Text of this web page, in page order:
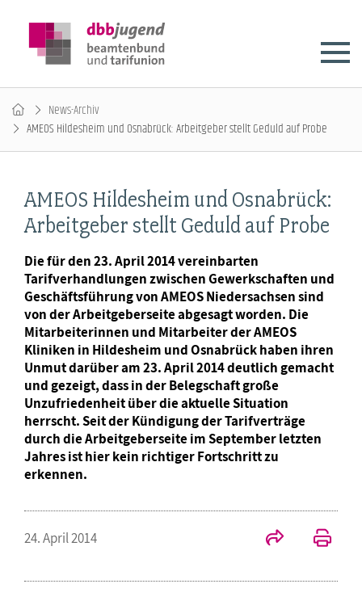
News-Archiv
AMEOS Hildesheim und Osnabrück: Arbeitgeber stellt Geduld auf Probe
AMEOS Hildesheim und Osnabrück:
Arbeitgeber stellt Geduld auf Probe
Die für den 23. April 2014 vereinbarten
Tarifverhandlungen zwischen Gewerkschaften und
Geschäftsführung von AMEOS Niedersachsen sind
von der Arbeitgeberseite abgesagt worden. Die
Mitarbeiterinnen und Mitarbeiter der AMEOS
Kliniken in Hildesheim und Osnabrück haben ihren
Unmut darüber am 23. April 2014 deutlich gemacht
und gezeigt, dass in der Belegschaft große
Unzufriedenheit über die aktuelle Situation
herrscht. Seit der Kündigung der Tarifverträge
durch die Arbeitgeberseite im September letzten
Jahres ist hier kein richtiger Fortschritt zu
erkennen.
24. April 2014